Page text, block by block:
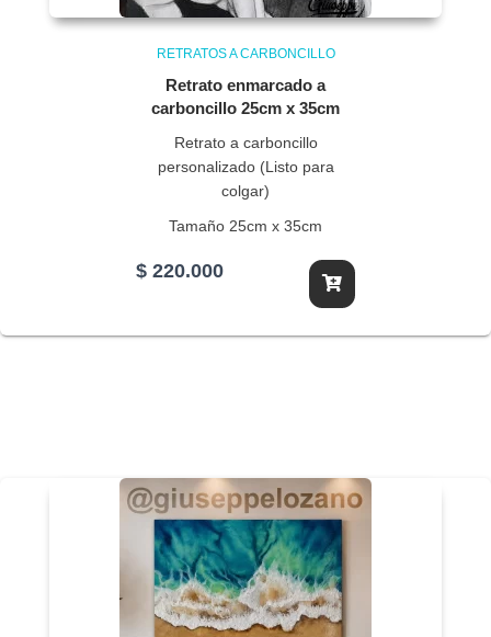
RETRATOS A CARBONCILLO
Retrato enmarcado a
carboncillo 25cm x 35cm
Retrato a carboncillo
personalizado (Listo para
colgar)
Tamaño 25cm x 35cm
$ 220.000